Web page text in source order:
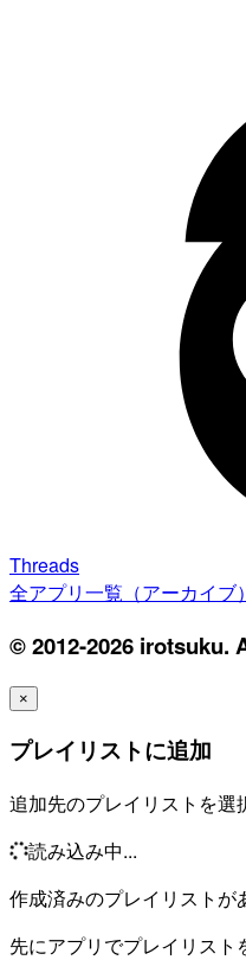
Threads
全アプリ一覧（アーカイブ）
© 2012-2026 irotsuku.
×
プレイリストに追加
追加先のプレイリストを選
読み込み中...
作成済みのプレイリストが
先にアプリでプレイリスト